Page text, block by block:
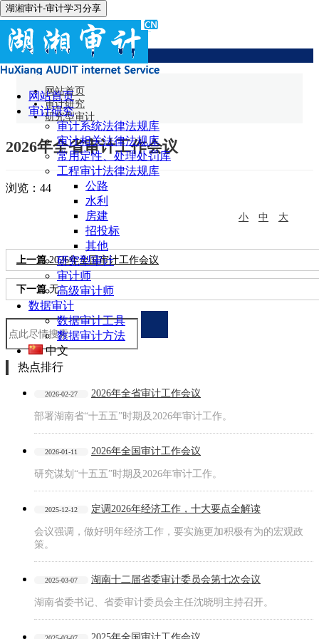
湖湘审计-审计学习分享
网站首页
审计研究
审计系统法律法规库
审计相关法律法规库
常用定性、处理处罚库
工程审计法律法规库
公路
水利
房建
招投标
其他
研究型审计
审计师
高级审计师
数据审计
数据审计工具
数据审计方法
中文
研究型审计
网站首页
审计研究
研究型审计
2026年全省审计工作会议
浏览： 44
小 中 大
上一篇2026年全国审计工作会议
下一篇无
热点排行
2026-02-27 2026年全省审计工作会议
部署湖南省“十五五”时期及2026年审计工作。
2026-01-11 2026年全国审计工作会议
研究谋划“十五五”时期及2026年审计工作。
2025-12-12 定调2026年经济工作，十大要点全解读
会议强调，做好明年经济工作，要实施更加积极有为的宏观政
策。
2025-03-07 湖南十二届省委审计委员会第七次会议
湖南省委书记、省委审计委员会主任沈晓明主持召开。